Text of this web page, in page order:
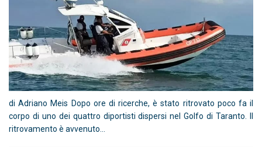
di Adriano Meis Dopo ore di ricerche, è stato ritrovato poco fa il
corpo di uno dei quattro diportisti dispersi nel Golfo di Taranto. Il
ritrovamento è avvenuto...